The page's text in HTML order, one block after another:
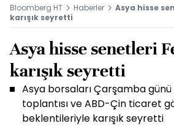
Bloomberg HT Haberler
Asya hisse
karışık seyretti
Asya hisse senetleri
karışık seyretti
Asya borsaları Çarşamba
toplantısı ve ABD-Çin ticaret
beklentileriyle karışık seyretti